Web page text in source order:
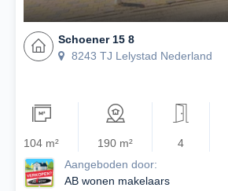
Schoener 15 8
8243 TJ Lelystad Nederland
104 m² 190 m² 4
Aangeboden door:
AB wonen makelaars